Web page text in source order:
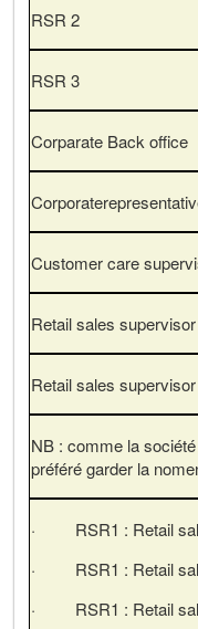
RSR 2
RSR 3
Corparate Back office
Customer care
Retail sales
Retail sales
NB : comme la
préféré garder la
· RSR1 : Retail
· RSR1 : Retail
· RSR1 : Retail